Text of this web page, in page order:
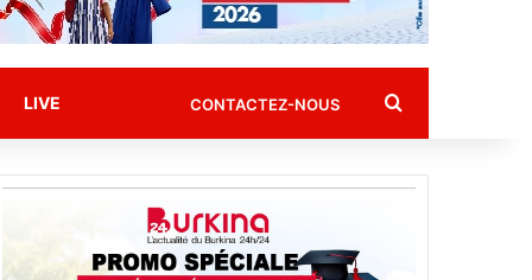
LIVE CONTACTEZ-NOUS Rechercher